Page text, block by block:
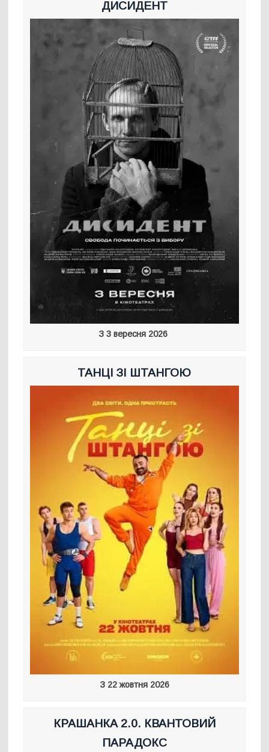
ДИСИДЕНТ
З 3 вересня 2026
ТАНЦІ ЗІ ШТАНГОЮ
З 22 жовтня 2026
КРАШАНКА 2.0. КВАНТОВИЙ
ПАРАДОКС